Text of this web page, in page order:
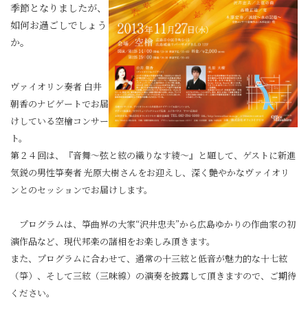
季節となりましたが、
如何お過ごしでしょう
か。
ヴァイオリン奏者 白井
朝香のナビゲートでお届
けしている空檜コンサー
ト。
第２４回は、『音舞～弦と絃の織りなす綾～』と題して、ゲストに新進
気鋭の男性箏奏者 光原大樹さんをお迎えし、深く艶やかなヴァイオリ
ンとのセッションでお届けします。
プログラムは、箏曲界の大家“沢井忠夫”から広島ゆかりの作曲家の初
演作品など、現代邦楽の諸相をお楽しみ頂きます。
また、プログラムに合わせて、通常の十三絃と低音が魅力的な十七絃
（箏）、そして三絃（三味線）の演奏を披露して頂きますので、ご期待
ください。